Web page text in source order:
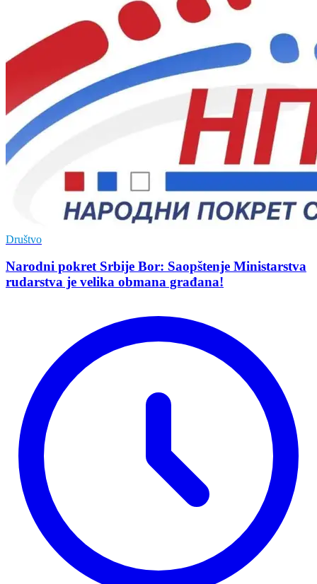
Društvo
Narodni pokret Srbije Bor: Saopštenje Ministarstva
rudarstva je velika obmana građana!